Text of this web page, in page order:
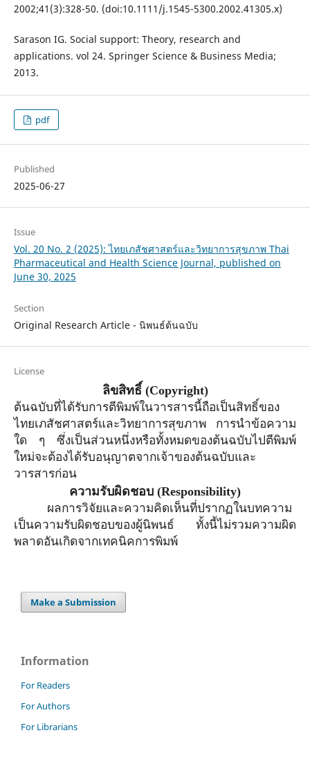
2002;41(3):328-50. (doi:10.1111/j.1545-5300.2002.41305.x)
Sarason IG. Social support: Theory, research and
applications. vol 24. Springer Science & Business Media;
2013.
pdf
Published
2025-06-27
Issue
Vol. 20 No. 2 (2025): ไทยเภสัชศาสตร์และวิทยาการสุขภาพ Thai
Pharmaceutical and Health Science Journal, published on
June 30, 2025
Section
Original Research Article - นิพนธ์ต้นฉบับ
License
ลิขสิทธิ์(Copyright)
ต้นฉบับที่ได้รับการตีพิมพ์ในวารสารนี้ถือเป็นสิทธิ์ของ
ไทยเภสัชศาสตร์และวิทยาการสุขภาพ การนำข้อความ
ใด ๆ ซึ่งเป็นส่วนหนึ่งหรือทั้งหมดของต้นฉบับไปตีพิมพ์
ใหม่จะต้องได้รับอนุญาตจากเจ้าของต้นฉบับและ
วารสารก่อน
ความรับผิดชอบ (Responsibility)
ผลการวิจัยและความคิดเห็นที่ปรากฏในบทความ
เป็นความรับผิดชอบของผู้นิพนธ์ ทั้งนี้ไม่รวมความผิด
พลาดอันเกิดจากเทคนิคการพิมพ์
Make a Submission
Information
For Readers
For Authors
For Librarians